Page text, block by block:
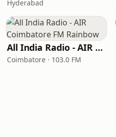
Hyderabad
All India Radio - AIR Coimbatore FM Rainbow
Coimbatore · 103.0 FM